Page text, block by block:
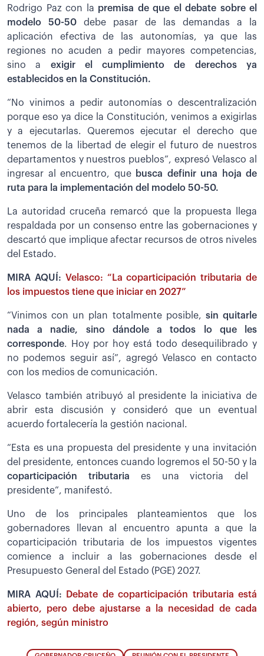
Rodrigo Paz con la premisa de que el debate sobre el
modelo 50-50 debe pasar de las demandas a la
aplicación efectiva de las autonomías, ya que las
regiones no acuden a pedir mayores competencias,
sino a exigir el cumplimiento de derechos ya
establecidos en la Constitución.
“No vinimos a pedir autonomías o descentralización
porque eso ya dice la Constitución, venimos a exigirlas
y a ejecutarlas. Queremos ejecutar el derecho que
tenemos de la libertad de elegir el futuro de nuestros
departamentos y nuestros pueblos”, expresó Velasco al
ingresar al encuentro, que
busca definir una hoja de
ruta para la implementación del modelo 50-50.
La autoridad cruceña remarcó que la propuesta llega
respaldada por un consenso entre las gobernaciones y
descartó que implique afectar recursos de otros niveles
del Estado.
MIRA AQUÍ: Velasco: “La coparticipación tributaria de
los impuestos tiene que iniciar en 2027”
“Vinimos con un plan totalmente posible, sin quitarle
nada a nadie, sino dándole a todos lo que les
corresponde. Hoy por hoy está todo desequilibrado y
no podemos seguir así”, agregó Velasco en contacto
con los medios de comunicación.
Velasco también atribuyó al presidente la iniciativa de
abrir esta discusión y consideró que un eventual
acuerdo fortalecería la gestión nacional.
“Esta es una propuesta del presidente y una invitación
del presidente, entonces cuando logremos el 50-50 y la
coparticipación tributaria es una victoria del
presidente”, manifestó.
Uno de los principales planteamientos que los
gobernadores llevan al encuentro apunta a que la
coparticipación tributaria de los impuestos vigentes
comience a incluir a las gobernaciones desde el
Presupuesto General del Estado (PGE) 2027.
MIRA AQUÍ:
Debate de coparticipación tributaria está
abierto, pero debe ajustarse a la necesidad de cada
región, según ministro